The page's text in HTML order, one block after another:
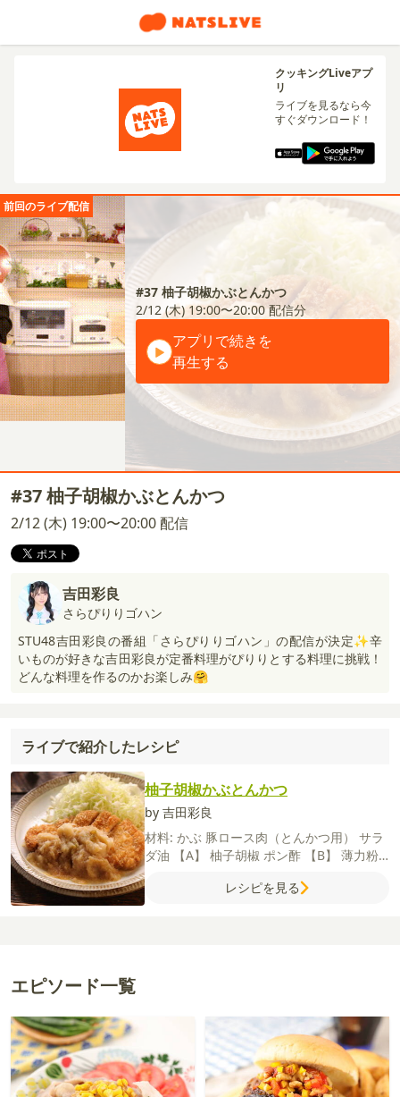
クッキングLiveアプ
リ
ライブを見るなら今
すぐダウンロード！
前回のライブ配信
#37 柚子胡椒かぶとんかつ
2/12 (木) 19:00〜20:00配信分
アプリで続きを
再生する
#37 柚子胡椒かぶとんかつ
2/12 (木) 19:00〜20:00 配信
吉田彩良
さらぴりりゴハン
STU48吉田彩良の番組「さらぴりりゴハン」の配信が決定✨辛
いものが好きな吉田彩良が定番料理がぴりりとする料理に挑戦！
どんな料理を作るのかお楽しみ🤗
ライブで紹介したレシピ
柚子胡椒かぶとんかつ
by 吉田彩良
材料: かぶ 豚ロース肉（とんかつ用） サラ
ダ油
【A】 柚子胡椒 ポン酢 【B】 薄力粉
レシピを見る
エピソード一覧